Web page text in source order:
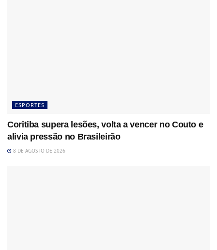
ESPORTES
Coritiba supera lesões, volta a vencer no Couto e
alivia pressão no Brasileirão
8 DE AGOSTO DE 2026